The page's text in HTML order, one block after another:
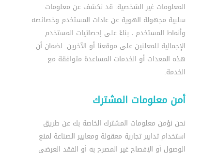
المعلومات غير الشخصية: قد نكشف عن معلومات
سلبية مجهولة الهوية عن عادات المستخدم وخصائصه
وأنماط المستخدم ، بناءً على إحصائيات المستخدم
الإجمالية للمعلنين على موقعنا أو الآخرين. لضمان أن
هذه المعدات أو الخدمات المساعدة متوافقة مع
الخدمة.
أمن معلومات المشترك
نحن نؤمن معلومات المشترك الخاصة بك عن طريق
استخدام تدابير تجارية معقولة ومعايير الصناعة لمنع
الوصول أو الإفصاح غير المصرح به أو الفقد العرضي